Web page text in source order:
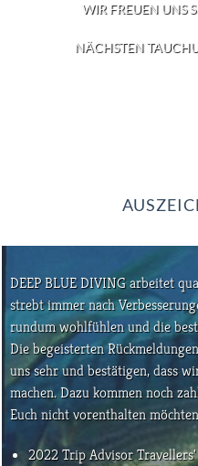
WIR FREUEN UNS
NÄCHSTEN
DEEP BLUE DIVING arbeitet
strebt immer nach
rundum wohlfühlen und die
Die begeisterten
uns sehr und bestätigen, dass
machen. Dazu kommen noch
Euch nicht vorenthalten
2022 Trip Advisor